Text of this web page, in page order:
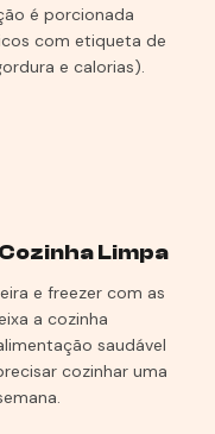
é porcionada
com etiqueta de
e calorias).
Limpa
e freezer com as
a cozinha
saudável
cozinhar uma